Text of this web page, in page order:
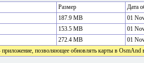
Размер
Дата
187.9 MB
01
153.5 MB
01
272.4 MB
01
приложение, позволяющее обновлять карты в OsmAnd